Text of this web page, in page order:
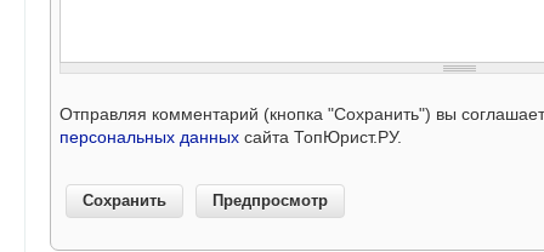
Отправляя комментарий (кнопка "Сохранить") вы
персональных данных сайта ТопЮрист.РУ.